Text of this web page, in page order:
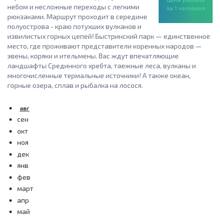
за 1 человека
небом и несложные переходы с легкими
рюкзаками. Маршрут проходит в середине
полуострова - краю потухших вулканов и
извилистых горных цепей! Быстринский парк — единственное
место, где проживают представители коренных народов —
эвены, коряки и ительмены. Вас ждут впечатляющие
ландшафты Срединного хребта, таежные леса, вулканы и
многочисленные термальные источники! А также океан,
горные озера, сплав и рыбалка на лосося.
авг
сен
окт
ноя
дек
янв
фев
март
апр
май